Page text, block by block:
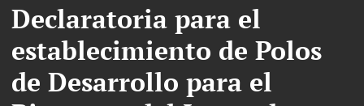
Declaratoria para el
establecimiento de Polos
de Desarrollo para el